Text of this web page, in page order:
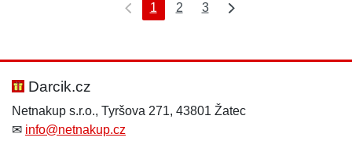
1 2 3
Darcik.cz
Netnakup s.r.o., Tyršova 271, 43801 Žatec
✉ info@netnakup.cz